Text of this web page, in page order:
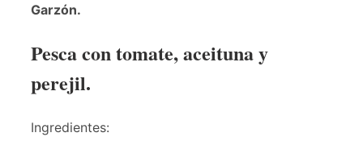
Garzón.
Pesca con tomate, aceituna y
perejil.
Ingredientes: